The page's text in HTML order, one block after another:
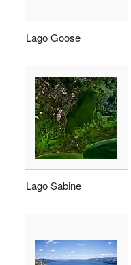
Lago Goose
Lago Sabine